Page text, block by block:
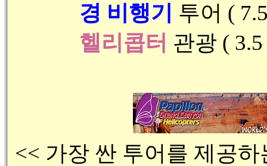
경 비행기
투어 (
헬리콥터 관광 (
<< 가장 싼 투어를 제공